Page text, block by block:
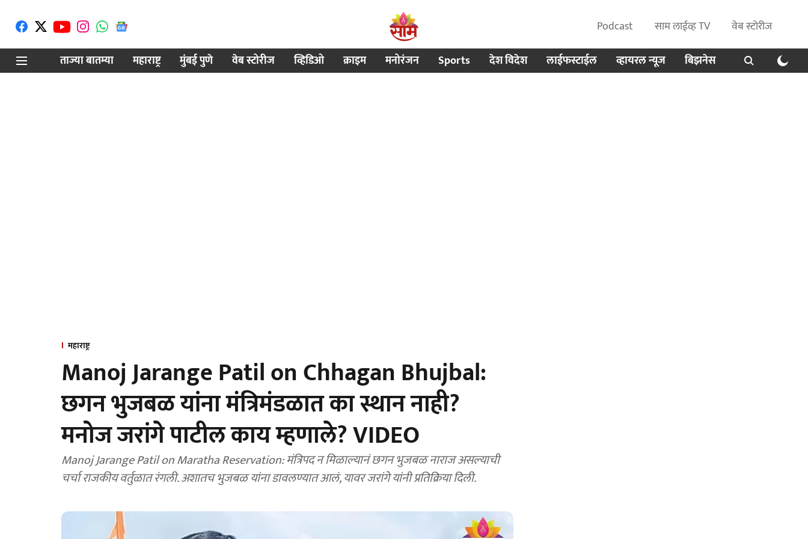
Podcast साम लाईव्ह TV
वेब स्टोरीज
ताज्या बातम्या
महाराष्ट्र मुंबई पुणे वेब स्टोरीज व्हिडिओ क्राइम मनोरंजन Sports देश विदेश लाईफस्टाईल व्हायरल न्यूज बिझनेस
महाराष्ट्र
Manoj Jarange Patil on Chhagan Bhujbal:
छगन भुजबळ यांना मंत्रिमंडळात का स्थान नाही?
मनोज जरांगे पाटील काय म्हणाले? VIDEO
Manoj Jarange Patil on Maratha Reservation: मंत्रिपद न मिळाल्यानं छगन भुजबळ नाराज असल्याची
चर्चा राजकीय वर्तुळात रंगली. अशातच भुजबळ यांना डावलण्यात आलं, यावर जरांगे यांनी प्रतिक्रिया दिली.